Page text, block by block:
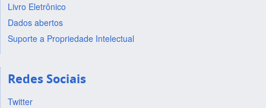
Livro Eletrônico
Dados abertos
Suporte a Propriedade Intelectual
Redes Sociais
Twitter